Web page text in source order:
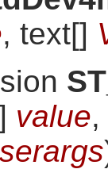
, text[]
value